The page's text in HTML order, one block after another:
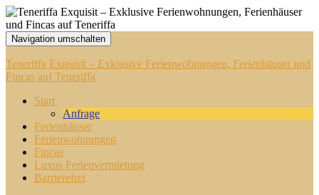
Navigation umschalten
Teneriffa Exquisit – Exklusive Ferienwohnungen, Ferienhäuser und
Fincas auf Teneriffa
Start
Anfrage
Ferienhäuser
Ferienwohnungen
Fincas
Luxus Ferienvermietung
Barrierefrei